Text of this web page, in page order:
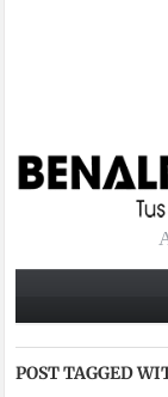
POST TAGGED